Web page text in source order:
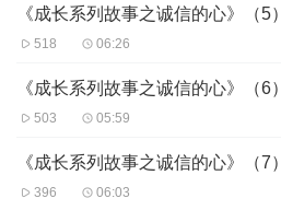
《成长系列故事之诚信的心》（5）
518 06:26
《成长系列故事之诚信的心》（6）
503 05:59
《成长系列故事之诚信的心》（7）
396 06:03